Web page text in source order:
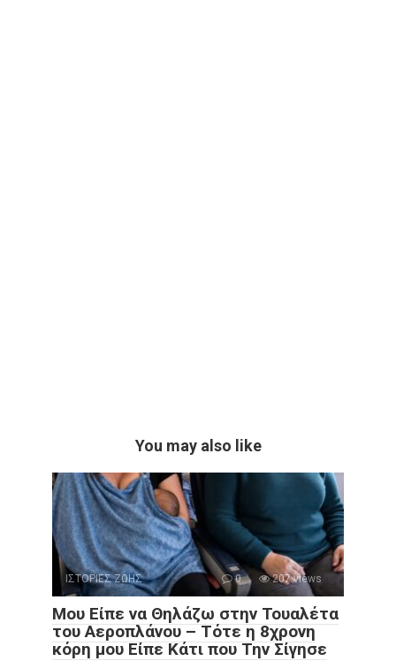
You may also like
ΙΣΤΟΡΙΕΣ ΖΩΗΣ 0 207 views
Μου Είπε να Θηλάζω στην Τουαλέτα
του Αεροπλάνου – Τότε η 8χρονη
κόρη μου Είπε Κάτι που Την Σίγησε